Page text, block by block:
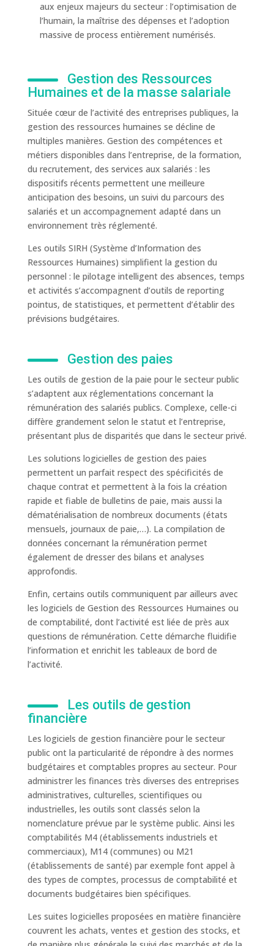
aux enjeux majeurs du secteur : l’optimisation de
l’humain, la maîtrise des dépenses et l’adoption
massive de process entièrement numérisés.
Gestion des Ressources
Humaines et de la masse salariale
Située cœur de l’activité des entreprises publiques, la
gestion des ressources humaines se décline de
multiples manières. Gestion des compétences et
métiers disponibles dans l’entreprise, de la formation,
du recrutement, des services aux salariés : les
dispositifs récents permettent une meilleure
anticipation des besoins, un suivi du parcours des
salariés et un accompagnement adapté dans un
environnement très réglementé.
Les outils SIRH (Système d’Information des
Ressources Humaines) simplifient la gestion du
personnel : le pilotage intelligent des absences, temps
et activités s’accompagnent d’outils de reporting
pointus, de statistiques, et permettent d’établir des
prévisions budgétaires.
Gestion des paies
Les outils de gestion de la paie pour le secteur public
s’adaptent aux réglementations concernant la
rémunération des salariés publics. Complexe, celle-ci
diffère grandement selon le statut et l’entreprise,
présentant plus de disparités que dans le secteur privé.
Les solutions logicielles de gestion des paies
permettent un parfait respect des spécificités de
chaque contrat et permettent à la fois la création
rapide et fiable de bulletins de paie, mais aussi la
dématérialisation de nombreux documents (états
mensuels, journaux de paie,…). La compilation de
données concernant la rémunération permet
également de dresser des bilans et analyses
approfondis.
Enfin, certains outils communiquent par ailleurs avec
les logiciels de Gestion des Ressources Humaines ou
de comptabilité, dont l’activité est liée de près aux
questions de rémunération. Cette démarche fluidifie
l’information et enrichit les tableaux de bord de
l’activité.
Les outils de gestion
financière
Les logiciels de gestion financière pour le secteur
public ont la particularité de répondre à des normes
budgétaires et comptables propres au secteur. Pour
administrer les finances très diverses des entreprises
administratives, culturelles, scientifiques ou
industrielles, les outils sont classés selon la
nomenclature prévue par le système public. Ainsi les
comptabilités M4 (établissements industriels et
commerciaux), M14 (communes) ou M21
(établissements de santé) par exemple font appel à
des types de comptes, processus de comptabilité et
documents budgétaires bien spécifiques.
Les suites logicielles proposées en matière financière
couvrent les achats, ventes et gestion des stocks, et